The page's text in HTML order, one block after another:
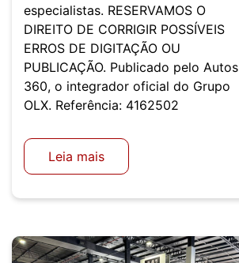
especialistas. RESERVAMOS O
DIREITO DE CORRIGIR POSSÍVEIS
ERROS DE DIGITAÇÃO OU
PUBLICAÇÃO. Publicado pelo Autos
360, o integrador oficial do Grupo
OLX. Referência: 4162502
Leia mais